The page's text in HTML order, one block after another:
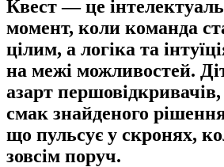
Квест — це
момент, коли команда
цілим, а логіка та
на межі можливостей.
азарт
смак знайденого
що пульсує у скронях,
зовсім поруч.